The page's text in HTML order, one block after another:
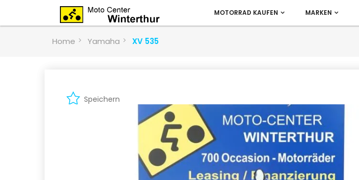
MOTORRAD KAUFEN MARKEN
Home Yamaha XV 535
Speichern